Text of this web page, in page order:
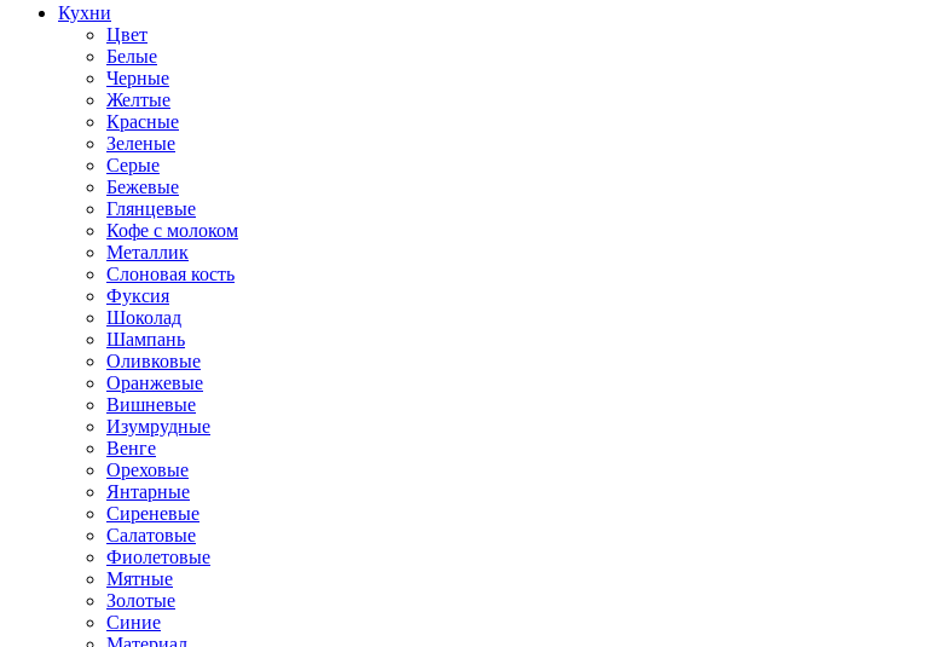
Кухни
Цвет
Белые
Черные
Желтые
Красные
Зеленые
Серые
Бежевые
Глянцевые
Кофе с молоком
Металлик
Слоновая кость
Фуксия
Шоколад
Шампань
Оливковые
Оранжевые
Вишневые
Изумрудные
Венге
Ореховые
Янтарные
Сиреневые
Салатовые
Фиолетовые
Мятные
Золотые
Синие